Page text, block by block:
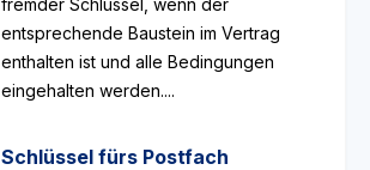
fremder Schlüssel, wenn der
entsprechende Baustein im Vertrag
enthalten ist und alle Bedingungen
eingehalten werden....
Schlüssel fürs Postfach